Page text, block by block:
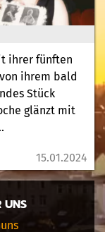
ihrer fünften
ihrem bald
Stück
glänzt mit
15.01.2024
UNS